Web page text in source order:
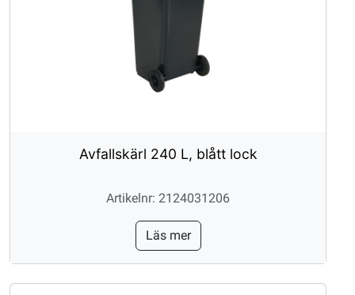
Avfallskärl 240 L, blått lock
Artikelnr: 2124031206
Läs mer